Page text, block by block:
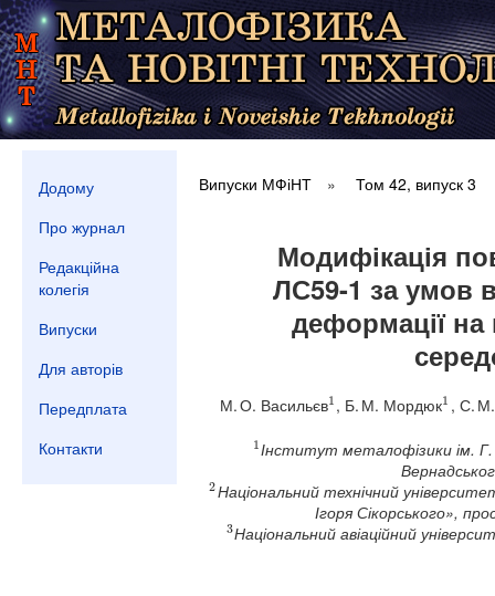
Додому
Про журнал
Редакційна
колегія
Випуски
Для авторів
Передплата
Контакти
Випуски МФіНТ » Том 42, випуск 3
Модифікація
ЛС59-1 за умов
деформації на
М. О. Васильєв1
1, Б. М. Мордюк11 , С.
11Інститут металофізики ім.
2
2Національний технічний
Ігоря Сікорського»,
3
3Національний авіаційний